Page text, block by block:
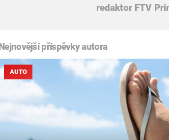
redaktor FTV
Nejnovější příspěvky autora
AUTO